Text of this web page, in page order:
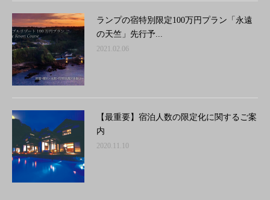
ランプの宿特別限定100万円プラン「永遠
の天竺」先行予...
2021.02.06
【最重要】宿泊人数の限定化に関するご案
内
2020.11.10